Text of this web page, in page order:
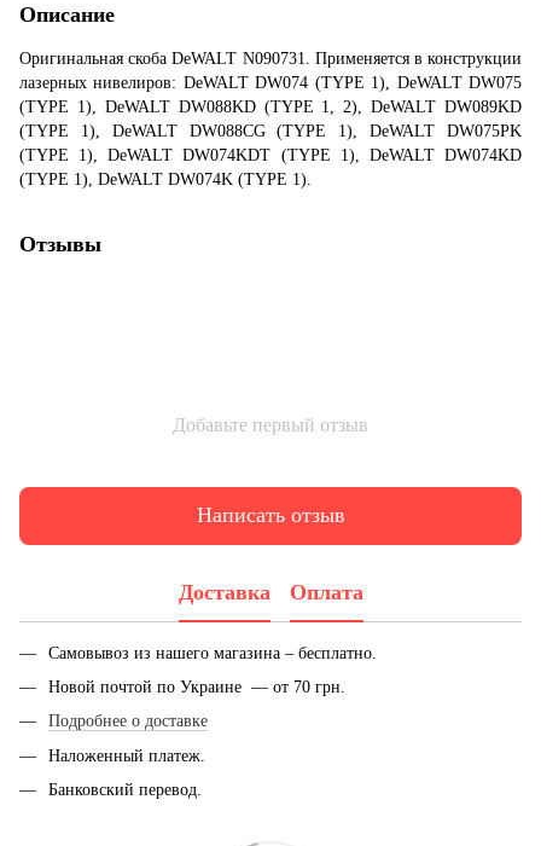
Описание
Оригинальная скоба DeWALT N090731. Применяется в конструкции
лазерных нивелиров: DeWALT DW074 (TYPE 1), DeWALT DW075
(TYPE 1), DeWALT DW088KD (TYPE 1, 2), DeWALT DW089KD
(TYPE 1), DeWALT DW088CG (TYPE 1), DeWALT DW075PK
(TYPE 1), DeWALT DW074KDT (TYPE 1), DeWALT DW074KD
(TYPE 1), DeWALT DW074K (TYPE 1).
Отзывы
Добавьте первый отзыв
Написать отзыв
Доставка Оплата
Самовывоз из нашего магазина – бесплатно.
Новой почтой по Украине — от 70 грн.
Подробнее о доставке
Наложенный платеж.
Банковский перевод.